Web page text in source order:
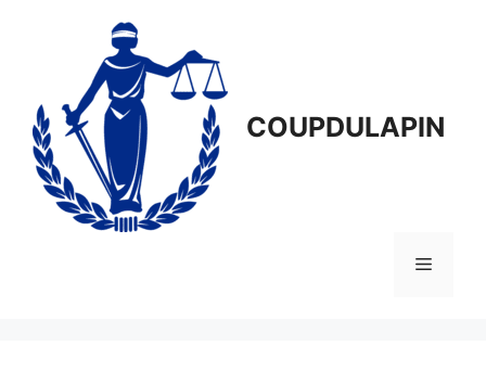
COUPDULAPIN
Menu